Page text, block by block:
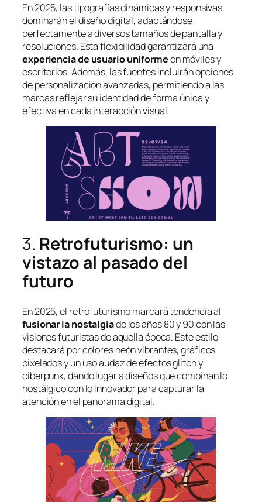
En 2025, las tipografías dinámicas y responsivas
dominarán el diseño digital, adaptándose
perfectamente a diversos tamaños de pantalla y
resoluciones. Esta flexibilidad garantizará una
experiencia de usuario uniformeen móviles y
escritorios. Además, las fuentes incluirán opciones
de personalización avanzadas, permitiendo a las
marcas reflejar su identidad de forma única y
efectiva en cada interacción visual.
3. Retrofuturismo: un
vistazo al pasado del
futuro
En 2025, el retrofuturismo marcará tendencia al
fusionar la nostalgiade los años 80 y 90 con las
visiones futuristas de aquella época. Este estilo
destacará por colores neón vibrantes, gráficos
pixelados y un uso audaz de efectos glitch y
ciberpunk, dando lugar a diseños que combinan lo
nostálgico con lo innovador para capturar la
atención en el panorama digital.